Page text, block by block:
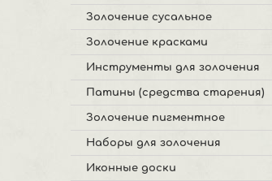
Золочение сусальное
Золочение красками
Инструменты для золочения
Патины (средства старения)
Золочение пигментное
Наборы для золочения
Иконные доски